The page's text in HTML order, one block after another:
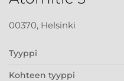
00370, Helsinki
Tyyppi
Kohteen tyyppi